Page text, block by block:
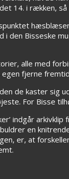
14. i rækken,
i den Bisseske
alle med
fjerne
de kaster sig
For Bisse
indgår
en
er, at